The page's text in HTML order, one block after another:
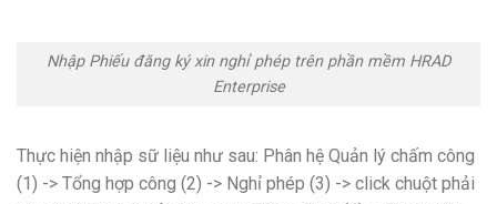
Nhập Phiếu đăng ký xin nghỉ phép trên phần mềm HRAD
Enterprise
Thực hiện nhập sữ liệu như sau: Phân hệ Quản lý chấm công
(1) -> Tổng hợp công (2) -> Nghỉ phép (3) -> click chuột phải